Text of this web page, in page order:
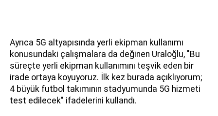
Ayrıca 5G altyapısında yerli ekipman kullanımı
konusundaki çalışmalara da değinen Uraloğlu, "Bu
süreçte yerli ekipman kullanımını teşvik eden bir
irade ortaya koyuyoruz. İlk kez burada açıklıyorum;
4 büyük futbol takımının stadyumunda 5G hizmeti
test edilecek" ifadelerini kullandı.